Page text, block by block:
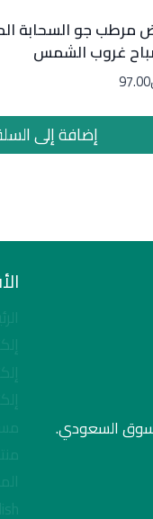
مرطب جو السحابة
غروب الشمس
97.00
إضافة إلى
السعودي.